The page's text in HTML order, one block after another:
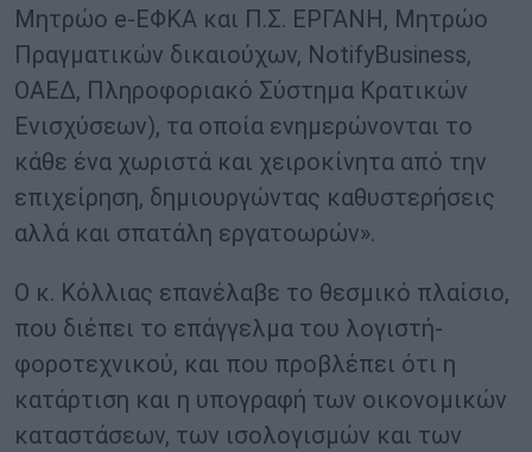
Μητρώο e-ΕΦΚΑ και Π.Σ. ΕΡΓΑΝΗ, Μητρώο
Πραγματικών δικαιούχων, NotifyBusiness,
ΟΑΕΔ, Πληροφοριακό Σύστημα Κρατικών
Ενισχύσεων), τα οποία ενημερώνονται το
κάθε ένα χωριστά και χειροκίνητα από την
επιχείρηση, δημιουργώντας καθυστερήσεις
αλλά και σπατάλη εργατοωρών».
Ο κ. Κόλλιας επανέλαβε το θεσμικό πλαίσιο,
που διέπει το επάγγελμα του λογιστή-
φοροτεχνικού, και που προβλέπει ότι η
κατάρτιση και η υπογραφή των οικονομικών
καταστάσεων, των ισολογισμών και των